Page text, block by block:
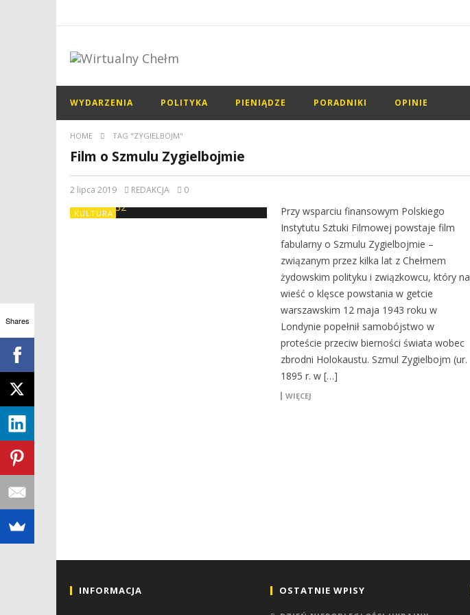
WYDARZENIA POLITYKA PIENIĄDZE PORADNIKI OPINIE
HOME TAG "ZYGIELBOJM"
Film o Szmulu Zygielbojmie
2 lipca 2019 REDAKCJA 0
KULTURA
Przy wsparciu finansowym Polskiego
Instytutu Sztuki Filmowej powstaje film
fabularny o Szmulu Zygielbojmie –
związanym przez kilka lat z Chełmem
żydowskim polityku i związkowcu, który na
wieść o klęsce powstania w getcie
warszawskim 12 maja 1943 roku w
Londynie popełnił samobójstwo w
proteście przeciw bierności świata wobec
zbrodni Holokaustu. Szmul Zygielbojm (ur.
1895 r. w […]
WIĘCEJ
INFORMACJA OSTATNIE WPISY
Shares